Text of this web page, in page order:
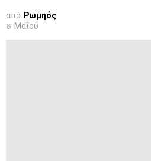
από Ρωμηός
6 Μαΐου